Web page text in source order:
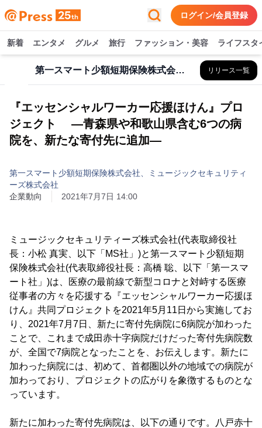
ログイン/会員登録
新着 エンタメ グルメ 旅行 ファッション・美容 ライフスタ
第一スマート少額短期保険株式会社、ミュージックセキュリティーズ株式会社 リリース一覧
『エッセンシャルワーカー応援ほけん』プロ
ジェクト ―青森県や和歌山県含む6つの病
院を、新たな寄付先に追加―
第一スマート少額短期保険株式会社、ミュージックセキュリティ
ーズ株式会社
企業動向
2021年7月7日 14:00
ミュージックセキュリティーズ株式会社(代表取締役社
長：小松 真実、以下「MS社」)と第一スマート少額短期
保険株式会社(代表取締役社長：高橋 聡、以下「第一スマ
ート社」)は、医療の最前線で新型コロナと対峙する医療
従事者の方々を応援する『エッセンシャルワーカー応援ほ
けん』共同プロジェクトを2021年5月11日から実施してお
り、2021年7月7日、新たに寄付先病院に6病院が加わった
ことで、これまで成田赤十字病院だけだった寄付先病院数
が、全国で7病院となったことを、お伝えします。新たに
加わった病院には、初めて、首都圏以外の地域での病院が
加わっており、プロジェクトの広がりを象徴するものとな
っています。
新たに加わった寄付先病院は、以下の通りです。八戸赤十